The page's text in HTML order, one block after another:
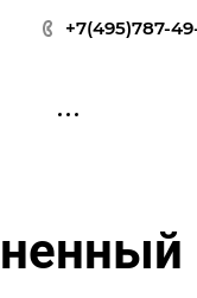
+7(495)787-